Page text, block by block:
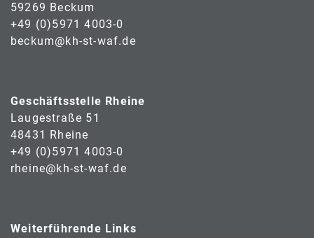
59269 Beckum
+49 (0)5971 4003-0
beckum@kh-st-waf.de
Geschäftsstelle Rheine
Laugestraße 51
48431 Rheine
+49 (0)5971 4003-0
rheine@kh-st-waf.de
Weiterführende Links